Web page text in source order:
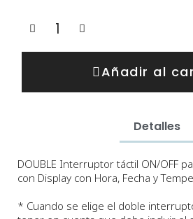
Añadir al
Detalles
DOUBLE Interruptor táctil ON/OFF
con Display con Hora, Fecha y
* Cuando se elige el doble